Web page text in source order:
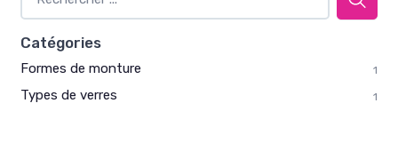
Catégories
Formes de monture 1
Types de verres 1